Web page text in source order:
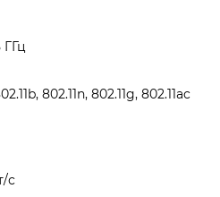
ГГц
802.11n, 802.11g, 802.11ac
с